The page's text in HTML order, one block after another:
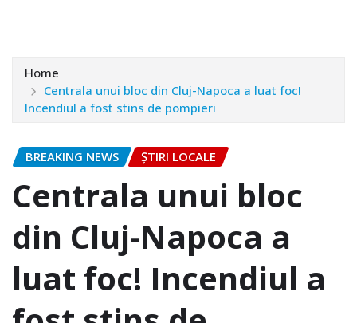
Home
Centrala unui bloc din Cluj-Napoca a luat foc!
Incendiul a fost stins de pompieri
BREAKING NEWS ȘTIRI LOCALE
Centrala unui bloc
din Cluj-Napoca a
luat foc! Incendiul a